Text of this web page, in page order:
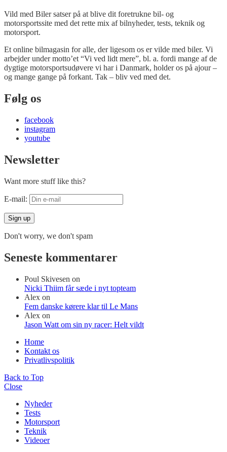
Vild med Biler satser på at blive dit foretrukne bil- og
motorsportssite med det rette mix af bilnyheder, tests, teknik og
motorsport.
Et online bilmagasin for alle, der ligesom os er vilde med biler. Vi
arbejder under motto’et “Vi ved lidt mere”, bl. a. fordi mange af de
dygtige motorsportsudøvere vi har i Danmark, holder os på ajour –
og mange gange på forkant. Tak – bliv ved med det.
Følg os
facebook
instagram
youtube
Newsletter
Want more stuff like this?
E-mail:
Don't worry, we don't spam
Seneste kommentarer
Poul Skivesen on
Nicki Thiim får sæde i nyt topteam
Alex on
Fem danske kørere klar til Le Mans
Alex on
Jason Watt om sin ny racer: Helt vildt
Home
Kontakt os
Privatlivspolitik
Back to Top
Close
Nyheder
Tests
Motorsport
Teknik
Videoer